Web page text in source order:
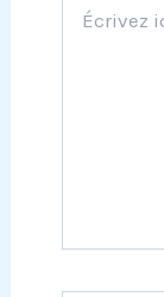
ici…